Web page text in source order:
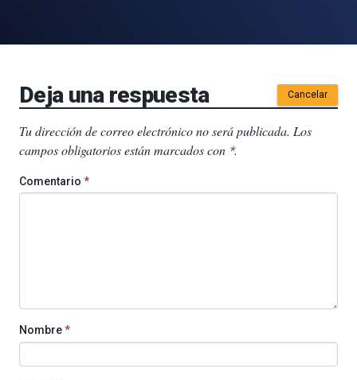
Deja una respuesta Cancelar
Tu dirección de correo electrónico no será publicada. Los
campos obligatorios están marcados con *.
Comentario *
Nombre*